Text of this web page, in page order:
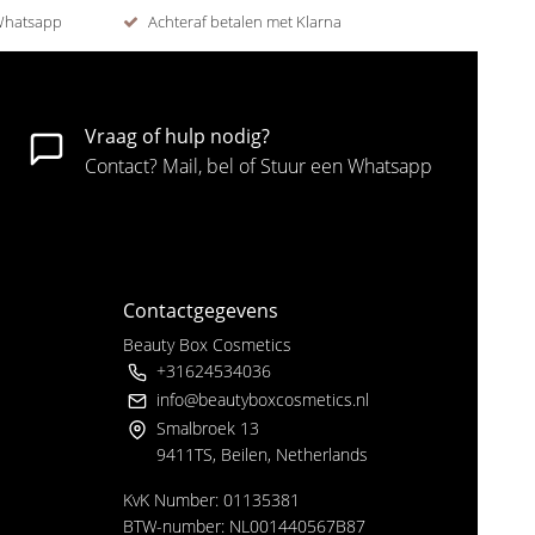
Achteraf betalen met Klarna
Vraag of hulp nodig?
Contact? Mail, bel of Stuur een Whatsapp
Contactgegevens
Beauty Box Cosmetics
+31624534036
info@beautyboxcosmetics.nl
Smalbroek 13
9411TS, Beilen, Netherlands
KvK Number: 01135381
BTW-number: NL001440567B87